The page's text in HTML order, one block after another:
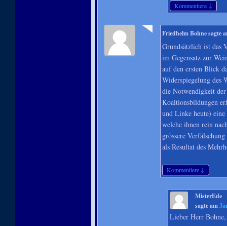
Kommentiere ↓
Friedhelm Bohnesagte
Grundsätzlich ist das
im Gegensatz zur
auf den ersten Blick
Widerspiegelung des
die Notwendigkeit
Koaltionsbildungen
und Linke heute)
welche ihnen rein
grössere
als Resultat des
Kommentiere ↓
MisterEde
sagte am
Lieber Herr Bohne,